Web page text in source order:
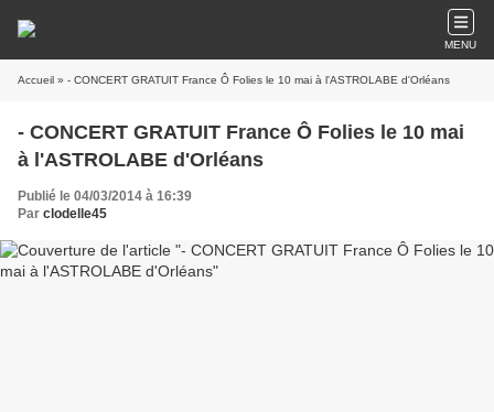
MENU
Accueil » - CONCERT GRATUIT France Ô Folies le 10 mai à l'ASTROLABE d'Orléans
- CONCERT GRATUIT France Ô Folies le 10 mai
à l'ASTROLABE d'Orléans
Publié le 04/03/2014 à 16:39
Par clodelle45